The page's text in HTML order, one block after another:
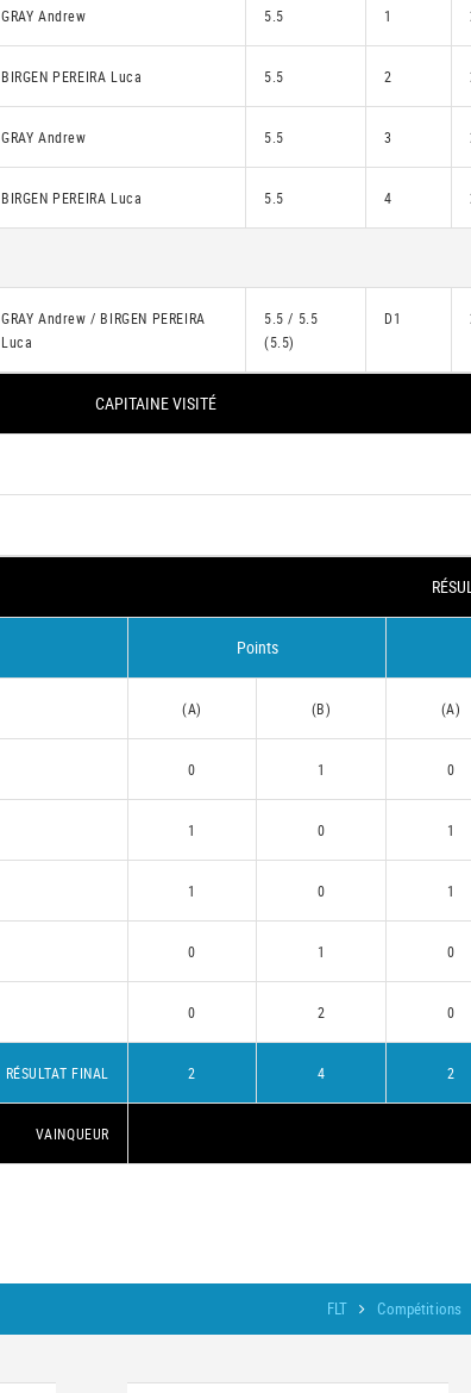
GRAY Andrew 5.5 1
BIRGEN PEREIRA Luca 5.5 2
GRAY Andrew 5.5 3
BIRGEN PEREIRA Luca 5.5 4
GRAY Andrew / BIRGEN PEREIRA
Luca
5.5 / 5.5
(5.5)
D1
CAPITAINE VISITÉ
Points
(A) (B) (A)
0 1 0
1 0 1
1 0 1
0 1 0
0 2 0
RÉSULTAT FINAL 2 4 2
VAINQUEUR
FLT Compétitions